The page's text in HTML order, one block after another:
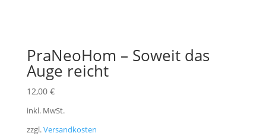
PraNeoHom – Soweit das
Auge reicht
12,00 €
inkl. MwSt.
zzgl.Versandkosten